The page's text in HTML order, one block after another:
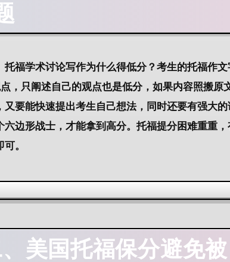
福学术讨论写作为什么得低分？考生的托福作文
，只阐述自己的观点也是低分，如果内容照搬原
要能快速提出考生自己想法，同时还要有强大的
边形战士，才能拿到高分。托福提分困难重重，
。
美国托福保分避免被